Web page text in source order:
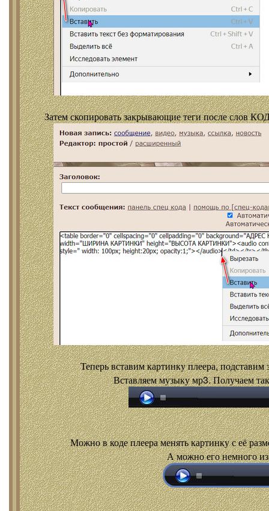
Затем скопировать закрывающие теги после слов
Теперь вставим картинку плеера, подставим
Вставляем музыку мр3. Получаем
Можно в коде плеера менять картинку с её
А можно его немного